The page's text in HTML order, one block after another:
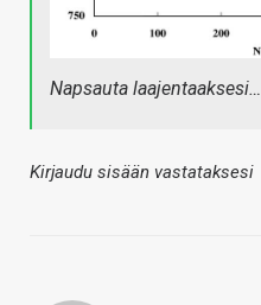
Napsauta laajentaaksesi…
Kirjaudu sisään vastataksesi